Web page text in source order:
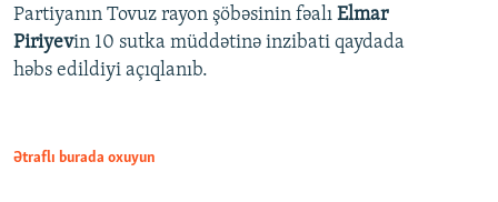
Partiyanın Tovuz rayon şöbəsinin fəalı Elmar
Piriyevin 10 sutka müddətinə inzibati qaydada
həbs edildiyi açıqlanıb.
Ətraflı burada oxuyun